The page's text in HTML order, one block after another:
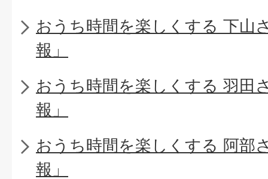
おうち時間を楽しくする 下山
報」
おうち時間を楽しくする 羽田
報」
おうち時間を楽しくする 阿部
報」